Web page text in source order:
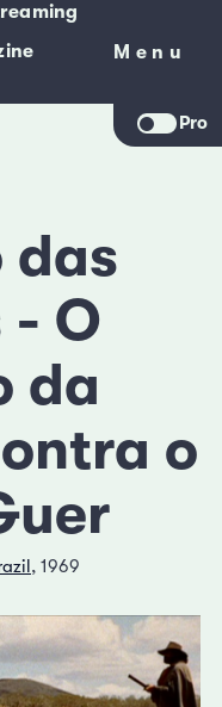
Menu
Menu
Pro
das
- O
da
o
, 1969